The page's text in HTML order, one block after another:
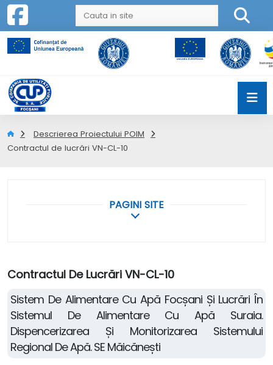
Descrierea Proiectului POIM
Contractul de lucrări VN-CL-10
PAGINI SITE
Contractul De Lucrări VN-CL-10
Sistem De Alimentare Cu Apă Focșani Și Lucrări În
Sistemul De Alimentare Cu Apă Suraia.
Dispencerizarea Și Monitorizarea Sistemului
Regional De Apă. SE Măicănești